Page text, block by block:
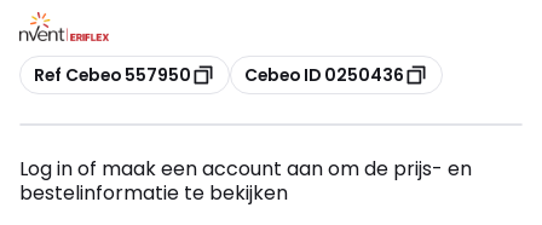
Kopiëren
Ref Cebeo 557950 Kopiëren
Cebeo ID 0250436
Log in of maak een account aan om de prijs- en
bestelinformatie te bekijken